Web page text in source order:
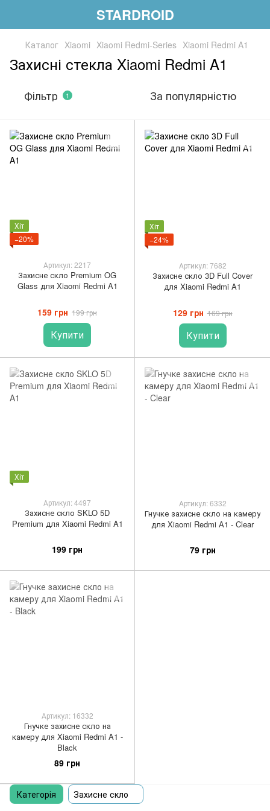
STARDROID
Каталог Xiaomi Xiaomi Redmi-Series Xiaomi Redmi A1
Захисні стекла Xiaomi Redmi A1
Фільтр 1 За популярністю
Хіт
−20%
Артикул: 2217
Захисне скло Premium OG
Glass для Xiaomi Redmi A1
159 грн 199 грн
Купити
Хіт
−24%
Артикул: 7682
Захисне скло 3D Full Cover
для Xiaomi Redmi A1
129 грн 169 грн
Купити
Хіт
Артикул: 4497
Захисне скло SKLO 5D
Premium для Xiaomi Redmi A1
199 грн
Артикул: 6332
Гнучке захисне скло на камеру
для Xiaomi Redmi A1 - Clear
79 грн
Артикул: 16332
Гнучке захисне скло на
камеру для Xiaomi Redmi A1 -
Black
89 грн
Категорія Захисне скло